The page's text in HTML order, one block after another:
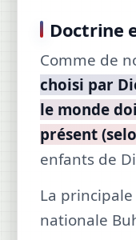
Doctrine
Comme de
choisi par
le monde
présent
enfants de
La
nationale